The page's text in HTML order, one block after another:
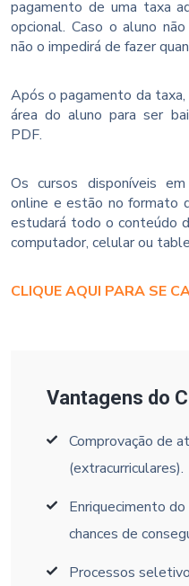
pagamento de uma taxa
opcional. Caso o aluno
não o impedirá de fazer
Após o pagamento da
área do aluno para ser
PDF.
Os cursos disponíveis
online e estão no formato
estudará todo o conteúdo
computador, celular ou
CLIQUE AQUI PARA SE
Vantagens do
Comprovação de
(extracurriculares).
Enriquecimento
chances de
Processos